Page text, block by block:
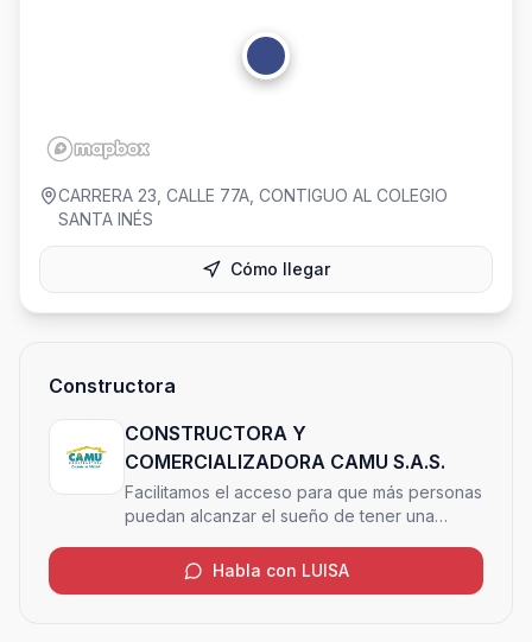
CARRERA 23, CALLE 77A, CONTIGUO AL COLEGIO
SANTA INÉS
Cómo llegar
Constructora
CONSTRUCTORA Y
COMERCIALIZADORA CAMU S.A.S.
Facilitamos el acceso para que más personas
puedan alcanzar el sueño de tener una
una rentable inversón.
Habla con LUISA